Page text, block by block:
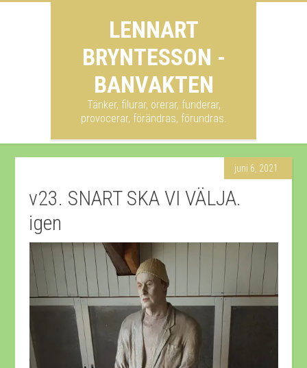
LENNART
BRYNTESSON -
BANVAKTEN
Tänker, filurar, orerar, funderar,
provocerar, förändras, förundras.
juni 6, 2021
v23. SNART SKA VI VÄLJA.
igen